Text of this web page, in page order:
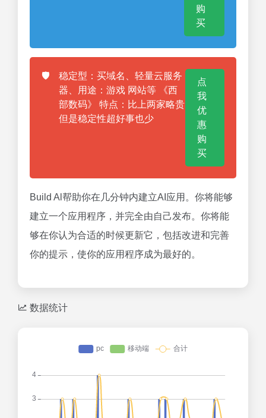
购
买
🛡️
稳定型：买域名、轻量云服务
器、用途：游戏 网站等 《西
部数码》 特点：比上两家略贵
但是稳定性超好事也少
点
我
优
惠
购
买
Build Al帮助你在几分钟内建立AI应用。你将能够
建立一个应用程序，并完全由自己发布。你将能
够在你认为合适的时候更新它，包括改进和完善
你的提示，使你的应用程序成为最好的。
数据统计